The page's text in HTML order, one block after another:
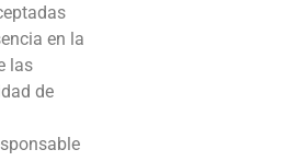
en la
las
de